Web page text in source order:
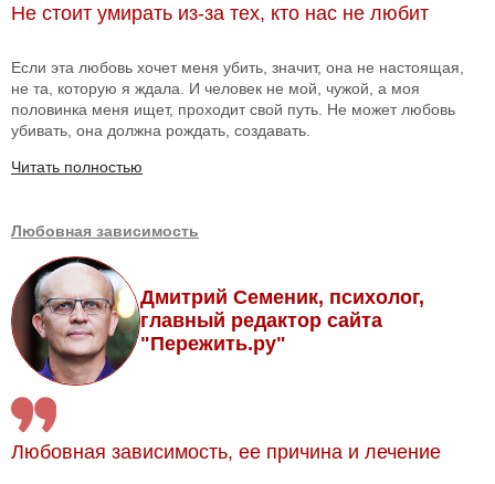
Не стоит умирать из-за тех, кто нас не любит
Если эта любовь хочет меня убить, значит, она не настоящая,
не та, которую я ждала. И человек не мой, чужой, а моя
половинка меня ищет, проходит свой путь. Не может любовь
убивать, она должна рождать, создавать.
Читать полностью
Любовная зависимость
Дмитрий Семеник, психолог,
главный редактор сайта
"Пережить.ру"
Любовная зависимость, ее причина и лечение